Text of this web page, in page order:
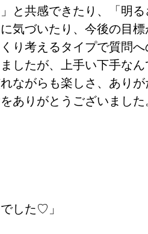
と共感できたり、「明
気づいたり、今後の目
り考えるタイプで質問
したが、上手い下手な
ながらも楽しさ、あり
ありがとうございまし
した♡」